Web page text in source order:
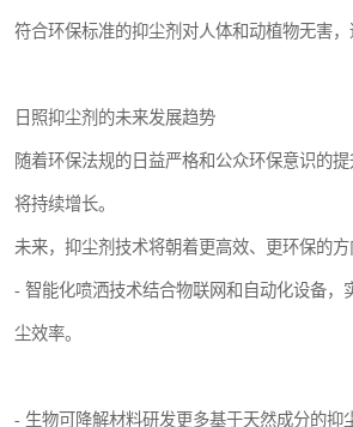
符合环保标准的抑尘剂对人体和动植物无害，
日照抑尘剂的未来发展趋势
随着环保法规的日益严格和公众环保意识的
将持续增长。
未来，抑尘剂技术将朝着更高效、更环保的方
- 智能化喷洒技术结合物联网和自动化设备，
尘效率。
- 生物可降解材料研发更多基于天然成分的抑